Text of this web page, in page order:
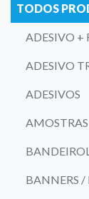
TODOS
ADESIVO +
ADESIVO
ADESIVOS
BANNERS /